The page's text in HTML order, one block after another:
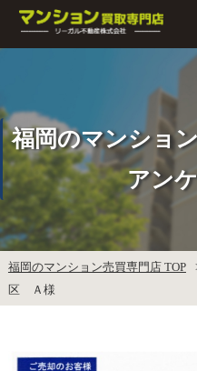
福岡のマンショ
アン
福岡のマンション売買専門店 TOP
区 Ａ様